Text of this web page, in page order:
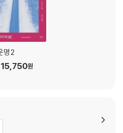
명 2
15,750원